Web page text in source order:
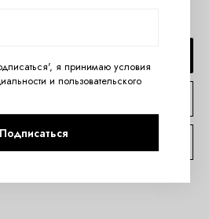
ПО TELEGRAM
я принимаю условия
и пользовательского
Подписаться